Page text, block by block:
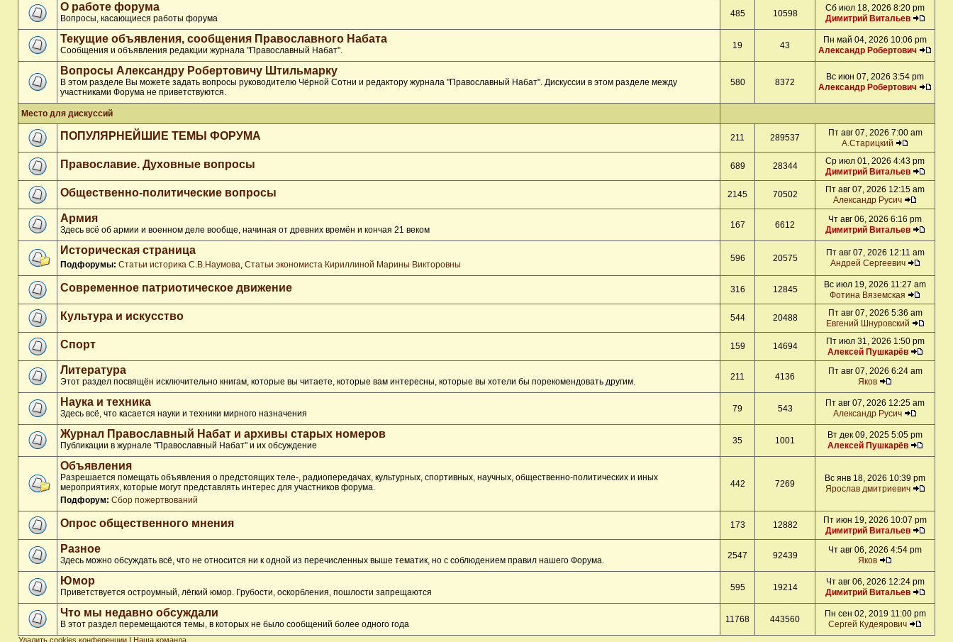
О работе форума
Вопросы, касающиеся работы форума 485 10598
Сб июл 18, 2026 8:20 pm
Димитрий Витальев
Текущие объявления, сообщения Православного Набата
Сообщения и объявления редакции журнала "Православный Набат". 19 43
Пн май 04, 2026 10:06 pm
Александр Робертович
Вопросы Александру Робертовичу Штильмарку
В этом разделе Вы можете задать вопросы руководителю Чёрной Сотни и редактору журнала "Православный Набат". Дискуссии в этом разделе между
участниками Форума не приветствуются.
580 8372
Вс июн 07, 2026 3:54 pm
Александр Робертович
Место для дискуссий
ПОПУЛЯРНЕЙШИЕ ТЕМЫ ФОРУМА 211 289537
Пт авг 07, 2026 7:00 am
А.Старицкий
Православие. Духовные вопросы 689 28344
Ср июл 01, 2026 4:43 pm
Димитрий Витальев
Общественно-политические вопросы 2145 70502
Пт авг 07, 2026 12:15 am
Александр Русич
Армия
Здесь всё об армии и военном деле вообще, начиная от древних времён и кончая 21 веком 167 6612
Чт авг 06, 2026 6:16 pm
Димитрий Витальев
Историческая страница
Подфорумы: Статьи историка С.В.Наумова, Статьи экономиста Кириллиной Марины Викторовны
596 20575
Пт авг 07, 2026 12:11 am
Андрей Сергеевич
Современное патриотическое движение 316 12845
Вс июл 19, 2026 11:27 am
Фотина Вяземская
Культура и искусство 544 20488
Пт авг 07, 2026 5:36 am
Евгений Шнуровский
Спорт 159 14694
Пт июл 31, 2026 1:50 pm
Алексей Пушкарёв
Литература
Этот раздел посвящён исключительно книгам, которые вы читаете, которые вам интересны, которые вы хотели бы порекомендовать другим. 211 4136
Пт авг 07, 2026 6:24 am
Яков
Наука и техника
Здесь всё, что касается науки и техники мирного назначения 79 543
Пт авг 07, 2026 12:25 am
Александр Русич
Журнал Православный Набат и архивы старых номеров
Публикации в журнале "Православный Набат" и их обсуждение 35 1001
Вт дек 09, 2025 5:05 pm
Алексей Пушкарёв
Объявления
Разрешается помещать объявления о предстоящих теле-, радиопередачах, культурных, спортивных, научных, общественно-политических и иных
мероприятиях, которые могут представлять интерес для участников форума.
Подфорум: Сбор пожертвований
442 7269
Вс янв 18, 2026 10:39 pm
Ярослав дмитриевич
Опрос общественного мнения 173 12882
Пт июн 19, 2026 10:07 pm
Димитрий Витальев
Разное
Здесь можно обсуждать всё, что не относится ни к одной из перечисленных выше тематик, но с соблюдением правил нашего Форума. 2547 92439
Чт авг 06, 2026 4:54 pm
Яков
Юмор
Приветствуется остроумный, лёгкий юмор. Грубости, оскорбления, пошлости запрещаются 595 19214
Чт авг 06, 2026 12:24 pm
Димитрий Витальев
Что мы недавно обсуждали
В этот раздел перемещаются темы, в которых не было сообщений более одного года 11768 443560
Пн сен 02, 2019 11:00 pm
Сергей Кудеярович
Удалить cookies конференции | Наша команда